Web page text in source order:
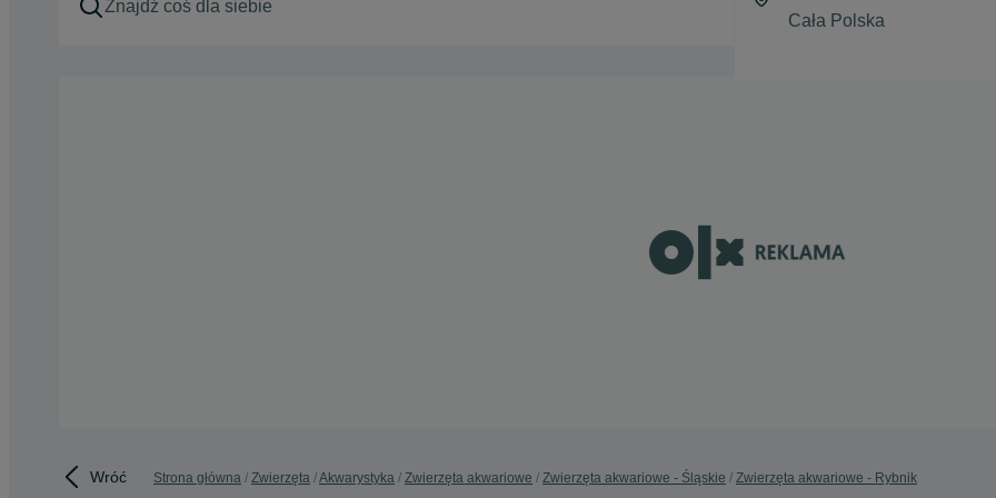
Wróć Strona główna Zwierzęta Akwarystyka Zwierzęta akwariowe Zwierzęta akwariowe - Śląskie Zwierzęta akwariowe - Rybnik